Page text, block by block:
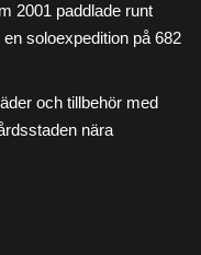
2001 paddlade runt
soloexpedition på 682
och tillbehör med
nära